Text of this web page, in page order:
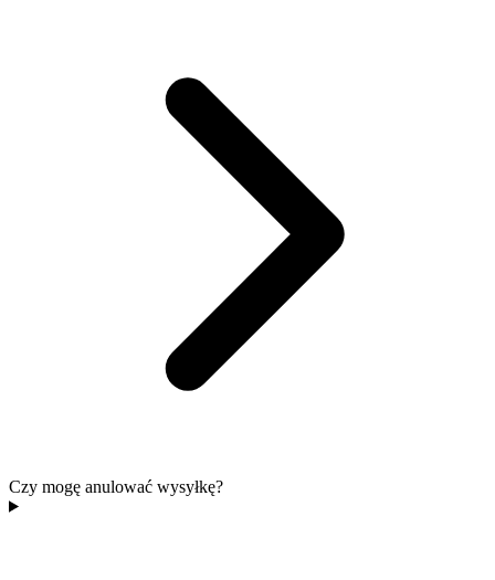
Czy mogę anulować wysyłkę?